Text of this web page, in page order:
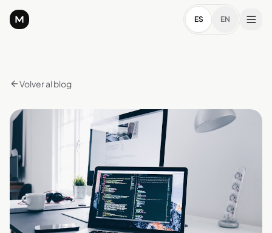
ES EN
Volver al blog